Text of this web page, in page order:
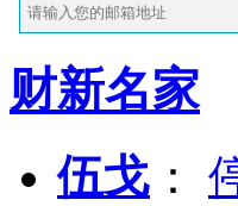
财新名家
伍戈 ：